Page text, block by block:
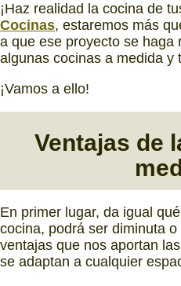
¡Haz realidad la cocina de
Cocinas, estaremos más
a que ese proyecto se haga
algunas cocinas a medida y
¡Vamos a ello!
Ventajas de
En primer lugar, da igual
cocina, podrá ser diminuta
ventajas que nos aportan
se adaptan a cualquier